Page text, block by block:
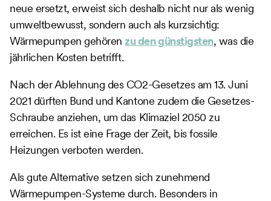
neue ersetzt, erweist sich deshalb nicht nur als wenig
umweltbewusst, sondern auch als kurzsichtig:
Wärmepumpen gehörenzu den günstigsten, was die
jährlichen Kosten betrifft.
Nach der Ablehnung des CO2-Gesetzes am 13. Juni
2021 dürften Bund und Kantone zudem die Gesetzes-
Schraube anziehen, um das Klimaziel 2050 zu
erreichen. Es ist eine Frage der Zeit, bis fossile
Heizungen verboten werden.
Als gute Alternative setzen sich zunehmend
Wärmepumpen-Systeme durch. Besonders in